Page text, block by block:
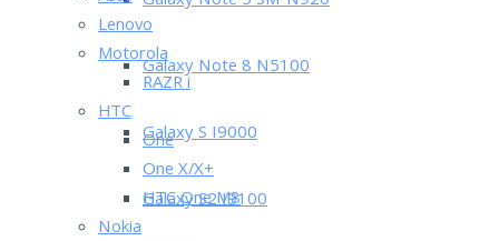
Galaxy Note 8 N5100
Galaxy S I9000
Galaxy S2 I9100
Lenovo
Motorola
RAZR i
HTC
One
One X/X+
HTC One M8
Nokia